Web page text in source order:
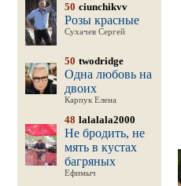
50 ciunchikvv
Розы красные
Сухачев Сергей
50 twodridge
Одна любовь на
двоих
Карпук Елена
48 lalalala2000
Не бродить, не
мять в кустах
багряных
Ефимыч